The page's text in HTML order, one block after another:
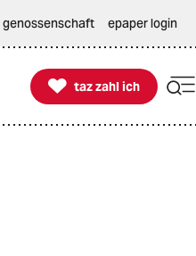
genossenschaft epaper login

taz zahl ich
taz zahl ich